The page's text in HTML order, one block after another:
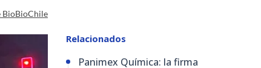
BioBioChile
Relacionados
Panimex Química: la firma